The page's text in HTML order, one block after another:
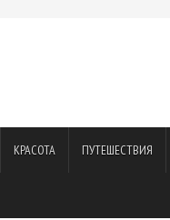
КРАСОТА ПУТЕШЕСТВИЯ